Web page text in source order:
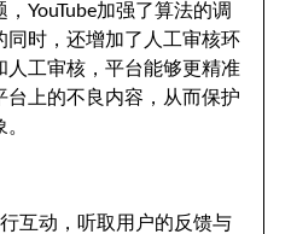
YouTube加强了算法的调
同时，还增加了人工审核环
人工审核，平台能够更精准
台上的不良内容，从而保护
互动，听取用户的反馈与